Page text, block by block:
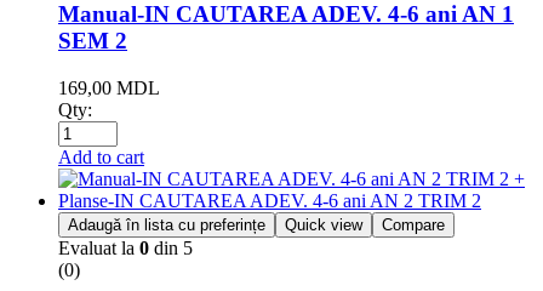
Manual-IN CAUTAREA ADEV. 4-6 ani AN 1
SEM 2
169,00 MDL
Qty:
Add to cart
Adaugă în lista cu preferințe Quick view Compare
Evaluat la 0 din 5
(0)